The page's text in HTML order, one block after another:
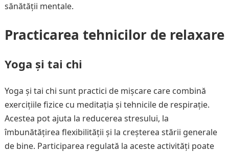
sănătății mentale.
Practicarea tehnicilor de relaxare
Yoga și tai chi
Yoga și tai chi sunt practici de mișcare care combină
exercițiile fizice cu meditația și tehnicile de respirație.
Acestea pot ajuta la reducerea stresului, la
îmbunătățirea flexibilității și la creșterea stării generale
de bine. Participarea regulată la aceste activități poate